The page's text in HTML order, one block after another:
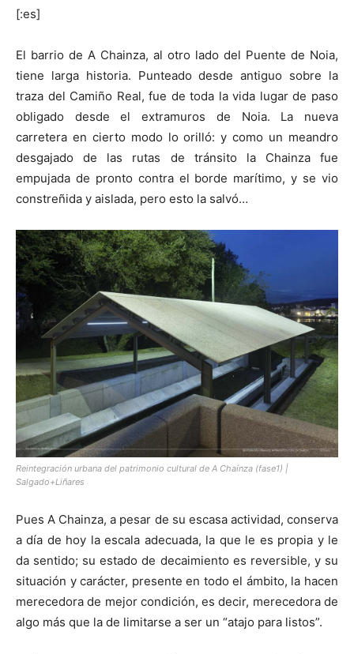
[:es]
El barrio de A Chainza, al otro lado del Puente de Noia,
tiene larga historia. Punteado desde antiguo sobre la
traza del Camiño Real, fue de toda la vida lugar de paso
obligado desde el extramuros de Noia. La nueva
carretera en cierto modo lo orilló: y como un meandro
desgajado de las rutas de tránsito la Chainza fue
empujada de pronto contra el borde marítimo, y se vio
constreñida y aislada, pero esto la salvó…
Reintegración urbana del patrimonio cultural de A Chaínza (fase1) |
Salgado+Liñares
Pues A Chainza, a pesar de su escasa actividad, conserva
a día de hoy la escala adecuada, la que le es propia y le
da sentido; su estado de decaimiento es reversible, y su
situación y carácter, presente en todo el ámbito, la hacen
merecedora de mejor condición, es decir, merecedora de
algo más que la de limitarse a ser un “atajo para listos”.